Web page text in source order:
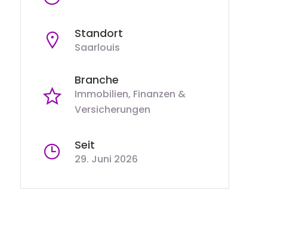
Standort
Saarlouis
Branche
Immobilien, Finanzen &
Versicherungen
Seit
29. Juni 2026